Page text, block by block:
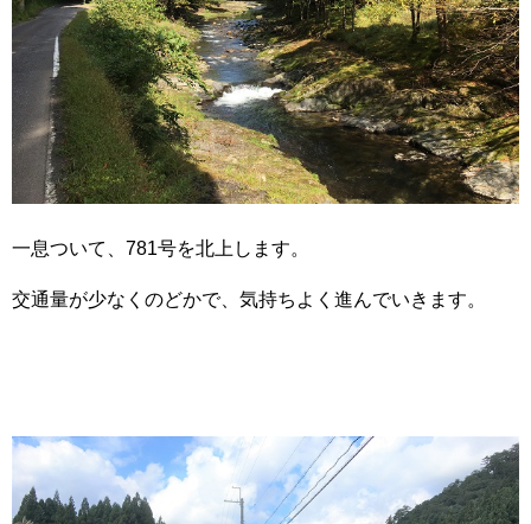
一息ついて、781号を北上します。
交通量が少なくのどかで、気持ちよく進んでいきます。